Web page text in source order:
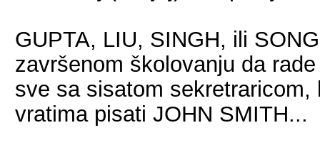
GUPTA, LIU, SINGH, ili
završenom školovanju da
sve sa sisatom
vratima pisati JOHN SMITH...